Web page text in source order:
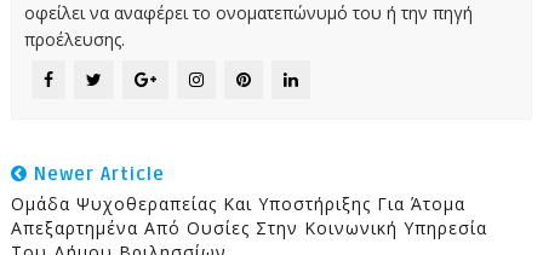
οφείλει να αναφέρει το ονοματεπώνυμό του ή την πηγή
προέλευσης.
Newer Article
Ομάδα Ψυχοθεραπείας Και Υποστήριξης Για Άτομα
Απεξαρτημένα Από Ουσίες Στην Κοινωνική Υπηρεσία